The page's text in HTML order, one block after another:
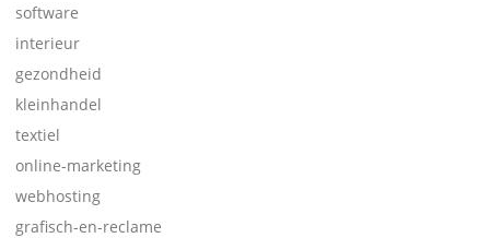
software
interieur
gezondheid
kleinhandel
textiel
online-marketing
webhosting
grafisch-en-reclame